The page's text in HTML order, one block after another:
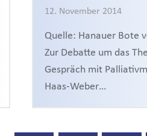
12. November 2014
Quelle: Hanauer Bote
Zur Debatte um das
Gespräch mit
Haas-Weber…